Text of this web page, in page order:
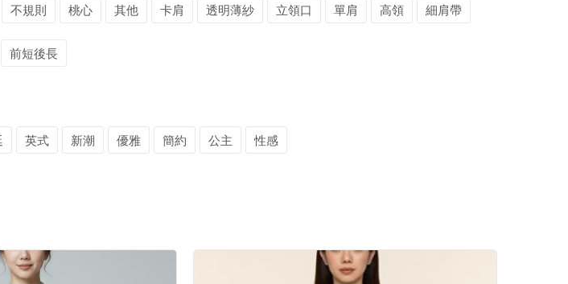
不規則 桃心 其他 卡肩 透明薄紗 立領口 單肩 高領 細肩帶
前短後長
英式 新潮 優雅 簡約 公主 性感